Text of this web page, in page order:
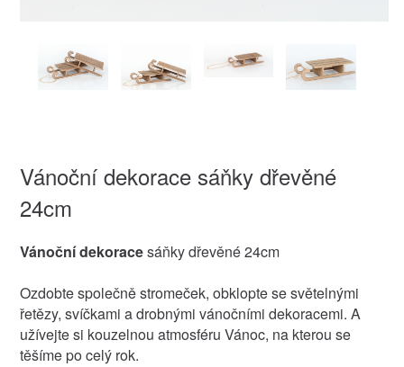
Vánoční dekorace sáňky dřevěné
24cm
Vánoční dekoracesáňky dřevěné 24cm
Ozdobte společně stromeček, obklopte se světelnými
řetězy, svíčkami a drobnými vánočními dekoracemi. A
užívejte si kouzelnou atmosféru Vánoc, na kterou se
těšíme po celý rok.